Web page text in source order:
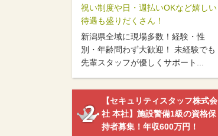
祝い制度や日・週払いOKなど嬉しい
待遇も盛りだくさん！
新潟県全域に現場多数！経験・性
別・年齢問わず大歓迎！ 未経験でも
先輩スタッフが優しくサポート...
【セキュリティスタッフ株式会
社 本社】施設警備1級の資格保
持者募集！年収600万円！